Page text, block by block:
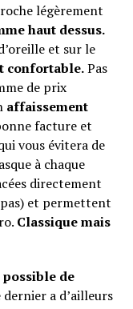
légèrement
haut dessus.
et sur le
confortable.Pas
de prix
affaissement
facture et
vous évitera de
à chaque
directement
pas) et permettent
Classique mais
possible de
dernier a d’ailleurs